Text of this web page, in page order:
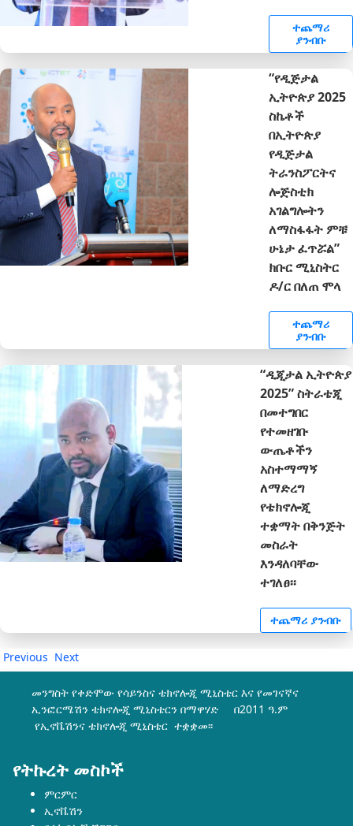
ተጨማሪ
ያንብቡ
“የዲጅታል
ኢትዮጵያ 2025
ስኬቶች
በኢትዮጵያ
የዲጅታል
ትራንስፖርትና
ሎጅስቲክ
አገልግሎትን
ለማስፋፋት ምቹ
ሁኔታ ፈጥሯል”
ክቡር ሚኒስትር
ዶ/ር በለጠ ሞላ
ተጨማሪ
ያንብቡ
“ዲጂታል ኢትዮጵያ
2025” ስትራቴጂ
በመተግበር
የተመዘገቡ
ውጤቶችን
አስተማማኝ
ለማድረግ
የቴክኖሎጂ
ተቋማት በቅንጅት
መስራት
እንዳለባቸው
ተገለፀ፡፡
ተጨማሪ ያንብቡ
Previous Next
መንግስት የቀድሞው የሳይንስና ቴክኖሎጂ ሚኒስቴር እና የመገናኛና
ኢንፎርሜሽን ቴክኖሎጂ ሚኒስቴርን በማዋሃድ በ2011 ዓ.ም
የኢኖቬሽንና ቴክኖሎጂ ሚኒስቴር ተቋቋመ፡፡
የትኩረት መስኮች
ምርምር
ኢኖቬሽን